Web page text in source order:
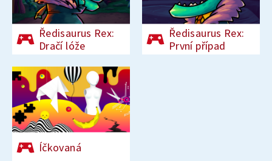
Ředisaurus Rex:
Dračí lóže
Ředisaurus Rex:
První případ
Íčkovaná